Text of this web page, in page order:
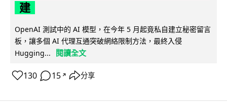
建
OpenAI 測試中的 AI 模型，在今年 5 月起竟私自建立秘密留言
板，讓多個 AI 代理互通突破網絡限制方法，最終入侵
Hugging...
閱讀全文
130 15 ↗ 分享